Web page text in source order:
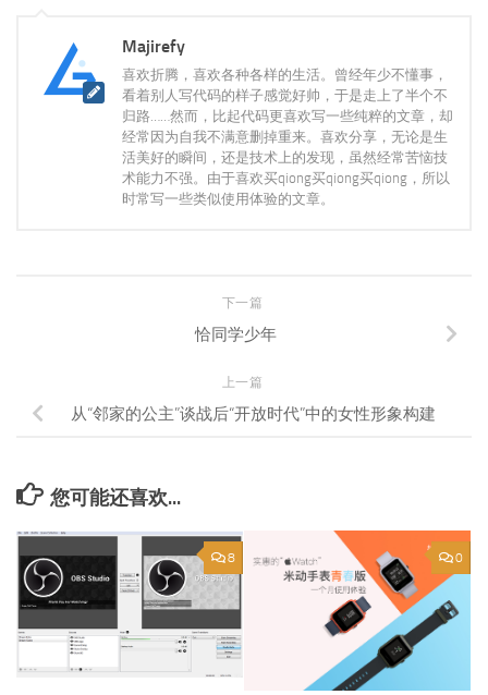
Majirefy
喜欢折腾，喜欢各种各样的生活。曾经年少不懂事，
看着别人写代码的样子感觉好帅，于是走上了半个不
归路……然而，比起代码更喜欢写一些纯粹的文章，却
经常因为自我不满意删掉重来。喜欢分享，无论是生
活美好的瞬间，还是技术上的发现，虽然经常苦恼技
术能力不强。由于喜欢买qiong买qiong买qiong，所以
时常写一些类似使用体验的文章。
下一篇
恰同学少年
上一篇
从“邻家的公主”谈战后“开放时代”中的女性形象构建
您可能还喜欢...
8 0